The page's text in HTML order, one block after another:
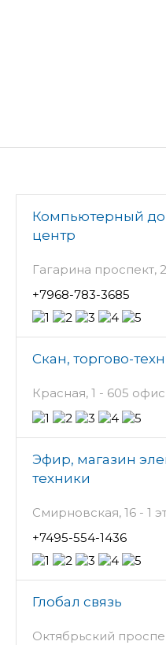
Компьютерный
центр
Гагарина проспект,
+7968-783-3685
Скан, торгово-
Красная, 1 - 605
Эфир, магазин
техники
Смирновская, 16 - 1
+7495-554-1436
Глобал связь
Октябрьский